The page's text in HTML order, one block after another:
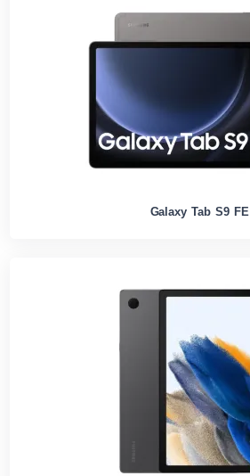
Galaxy Tab S9 FE